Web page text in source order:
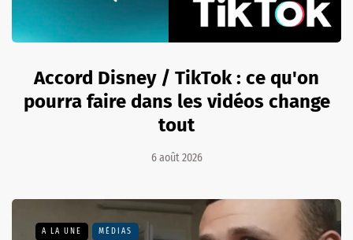
Accord Disney / TikTok : ce qu'on
pourra faire dans les vidéos change
tout
6 août 2026
A LA UNE MÉDIAS